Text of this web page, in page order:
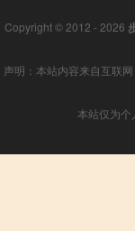
Copyright © 2012 - 2026
声明：本站内容来自互联
本站仅为个